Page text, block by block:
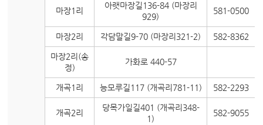
마장1리
아랫마장길136-84 (마장리
929)
581-0500
마장2리 각담말길9-70 (마장리321-2) 582-8362
마장2리(송
정)
가화로 440-57
개곡1리 능모루길117 (개곡리781-11) 582-2293
개곡2리
당목가일길401 (개곡리348-
1)
582-9055